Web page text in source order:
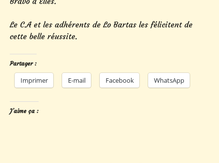
Le C.A et les adhérents de Lo Bartas les félicitent de
cette belle réussite.
Partager :
Imprimer E-mail Facebook WhatsApp
J’aime ça :